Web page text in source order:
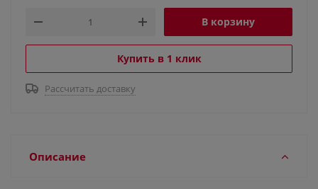
В корзину
Купить в 1 клик
Рассчитать доставку
Описание